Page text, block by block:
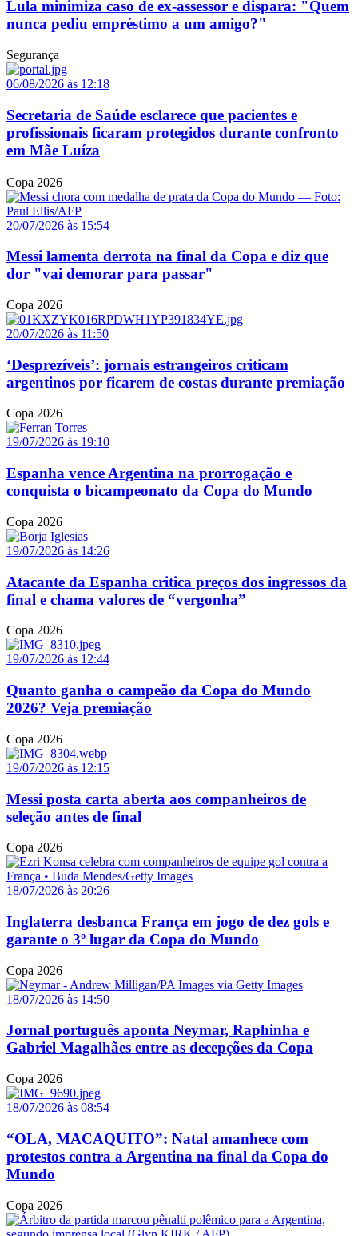
Lula minimiza caso de ex-assessor e dispara: "Quem
nunca pediu empréstimo a um amigo?"
Segurança
06/08/2026 às 12:18
Secretaria de Saúde esclarece que pacientes e
profissionais ficaram protegidos durante confronto
em Mãe Luíza
Copa 2026
20/07/2026 às 15:54
Messi lamenta derrota na final da Copa e diz que
dor "vai demorar para passar"
Copa 2026
20/07/2026 às 11:50
‘Desprezíveis’: jornais estrangeiros criticam
argentinos por ficarem de costas durante premiação
Copa 2026
19/07/2026 às 19:10
Espanha vence Argentina na prorrogação e
conquista o bicampeonato da Copa do Mundo
Copa 2026
19/07/2026 às 14:26
Atacante da Espanha critica preços dos ingressos da
final e chama valores de “vergonha”
Copa 2026
19/07/2026 às 12:44
Quanto ganha o campeão da Copa do Mundo
2026? Veja premiação
Copa 2026
19/07/2026 às 12:15
Messi posta carta aberta aos companheiros de
seleção antes de final
Copa 2026
18/07/2026 às 20:26
Inglaterra desbanca França em jogo de dez gols e
garante o 3º lugar da Copa do Mundo
Copa 2026
18/07/2026 às 14:50
Jornal português aponta Neymar, Raphinha e
Gabriel Magalhães entre as decepções da Copa
Copa 2026
18/07/2026 às 08:54
“OLA, MACAQUITO”: Natal amanhece com
protestos contra a Argentina na final da Copa do
Mundo
Copa 2026